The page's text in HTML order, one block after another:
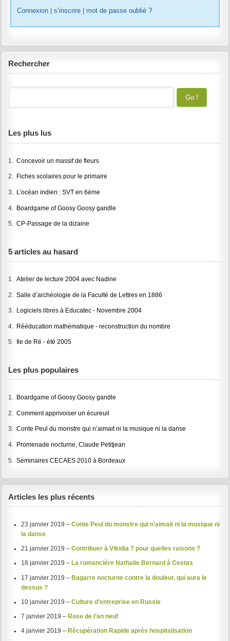
Connexion
s’inscrire mot de passe oublié ?
Rechercher
Les plus lus
1.Concevoir un massif de fleurs
2. Fiches scolaires pour le primaire
3. L’océan indien : SVT en 6ème
4. Boardgame of Goosy Goosy gandle
5.CP-Passage de la dizaine
5 articles au hasard
1.Atelier de lecture 2004 avec Nadine
2.Salle d’archéologie de la Faculté de Lettres en 1886
3. Logiciels libres à Educatec - Novembre 2004
4. Rééducation mathématique - reconstruction du nombre
5. Ile de Ré - été 2005
Les plus populaires
1. Boardgame of Goosy Goosy gandle
2.Comment apprivoiser un écureuil
3.Conte Peul du monstre qui n’aimait ni la musique ni la danse
4. Promenade nocturne, Claude Petitjean
5.Séminaires CECAES 2010 à Bordeaux
Articles les plus récents
23 janvier 2019 – Conte Peul du monstre qui n’aimait ni la musique ni
la danse
21 janvier 2019 – Contribuer à Vikidia ? pour quelles raisons ?
18 janvier 2019 – La romancière Nathalie Bernard à Cestas
17 janvier 2019 – Bagarre nocturne contre la douleur, qui aura le
dessus ?
10 janvier 2019 – Culture d’entreprise en Russie
7 janvier 2019 – Rose de l’an neuf
4 janvier 2019 – Récupération Rapide après hospitalisation